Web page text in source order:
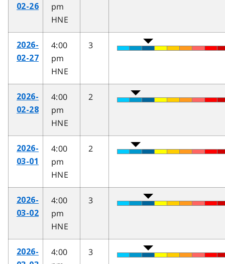
02-26
pm
HNE
2026-
02-27
4:00
pm
HNE
3
2026-
02-28
4:00
pm
HNE
2
2026-
03-01
4:00
pm
HNE
2
2026-
03-02
4:00
pm
HNE
3
2026-
4:00
3